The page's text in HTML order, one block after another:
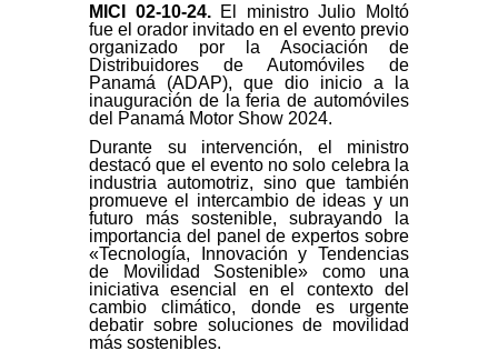
MICI 02-10-24. El ministro Julio Moltó
fue el orador invitado en el evento previo
organizado por la Asociación de
Distribuidores de Automóviles de
Panamá (ADAP), que dio inicio a la
inauguración de la feria de automóviles
del Panamá Motor Show 2024.
Durante su intervención, el ministro
destacó que el evento no solo celebra la
industria automotriz, sino que también
promueve el intercambio de ideas y un
futuro más sostenible, subrayando la
importancia del panel de expertos sobre
«Tecnología, Innovación y Tendencias
de Movilidad Sostenible» como una
iniciativa esencial en el contexto del
cambio climático, donde es urgente
debatir sobre soluciones de movilidad
más sostenibles.